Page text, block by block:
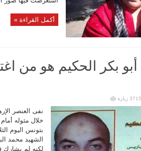
أكمل القراءة »
أبو بكر الحكيم هو من
3715 زيارة
نفى العنصر
الشهيد محمد
لكنه لم يشارك